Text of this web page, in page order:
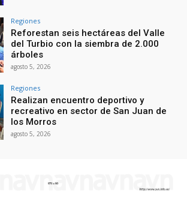
Regiones
Reforestan seis hectáreas del Valle
del Turbio con la siembra de 2.000
árboles
agosto 5, 2026
Regiones
Realizan encuentro deportivo y
recreativo en sector de San Juan de
los Morros
agosto 5, 2026